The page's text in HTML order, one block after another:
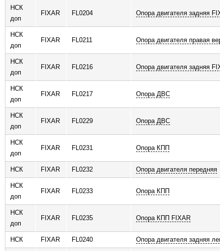
НСК
доп
FIXAR FL0204 Опора двигателя задняя
НСК
доп
FIXAR FL0211 Опора двигателя правая
НСК
доп
FIXAR FL0216 Опора двигателя задняя
НСК
доп
FIXAR FL0217 Опора ДВС
НСК
доп
FIXAR FL0229 Опора ДВС
НСК
доп
FIXAR FL0231 Опора КПП
НСК FIXAR FL0232 Опора двигателя передняя
НСК
доп
FIXAR FL0233 Опора КПП
НСК
доп
FIXAR FL0235 Опора КПП FIXAR
НСК FIXAR FL0240 Опора двигателя задняя